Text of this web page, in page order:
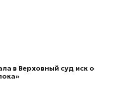
в Верховный суд иск о